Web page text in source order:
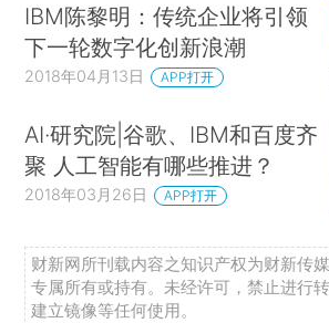
IBM陈黎明：传统企业将引领
下一轮数字化创新浪潮
2018年04月13日 APP打开
AI·研究院|谷歌、IBM和百度齐
聚 人工智能有哪些推进？
2018年03月26日 APP打开
财新网所刊载内容之知识产权为财新传
专属所有或持有。未经许可，禁止进行
建立镜像等任何使用。